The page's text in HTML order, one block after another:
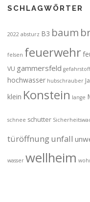
SCHLAGWÖRTER
2022 absturz B3 baum
felsen feuerwehr
VU gammersfeld gefahrstoff
hochwasser hubschrauber
klein Konstein lange
schnee schutter
türöffnungunfall
wasser wellheim